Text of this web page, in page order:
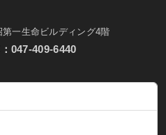
一生命ビルディング4階
409-6440